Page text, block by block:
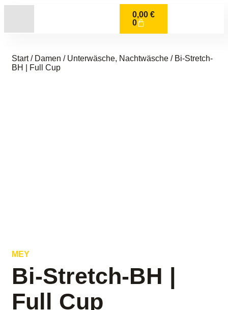
0,00 €
0
Start/ Damen / Unterwäsche, Nachtwäsche / Bi-Stretch-
BH | Full Cup
MEY
Bi-Stretch-BH |
Full Cup